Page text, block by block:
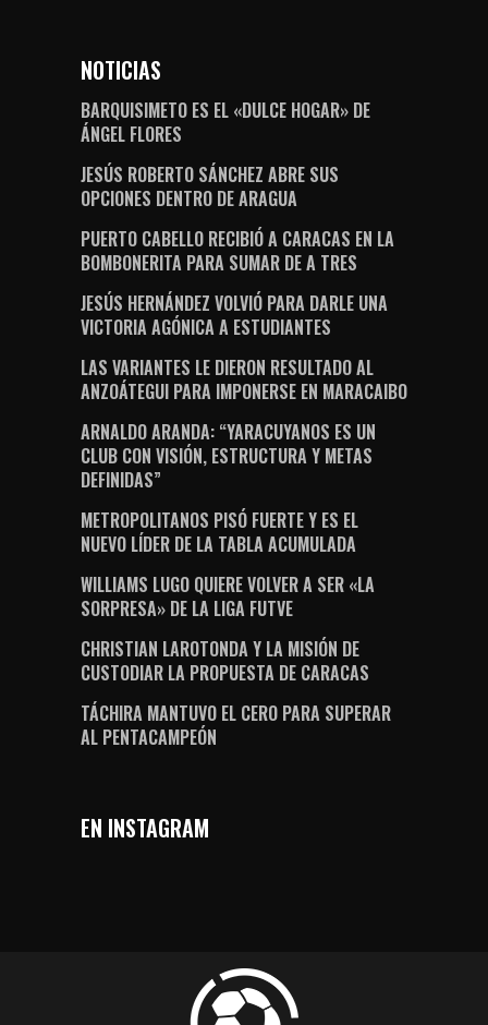
NOTICIAS
BARQUISIMETO ES EL «DULCE HOGAR» DE
ÁNGEL FLORES
JESÚS ROBERTO SÁNCHEZ ABRE SUS
OPCIONES DENTRO DE ARAGUA
PUERTO CABELLO RECIBIÓ A CARACAS EN LA
BOMBONERITA PARA SUMAR DE A TRES
JESÚS HERNÁNDEZ VOLVIÓ PARA DARLE UNA
VICTORIA AGÓNICA A ESTUDIANTES
LAS VARIANTES LE DIERON RESULTADO AL
ANZOÁTEGUI PARA IMPONERSE EN MARACAIBO
ARNALDO ARANDA: “YARACUYANOS ES UN
CLUB CON VISIÓN, ESTRUCTURA Y METAS
DEFINIDAS”
METROPOLITANOS PISÓ FUERTE Y ES EL
NUEVO LÍDER DE LA TABLA ACUMULADA
WILLIAMS LUGO QUIERE VOLVER A SER «LA
SORPRESA» DE LA LIGA FUTVE
CHRISTIAN LAROTONDA Y LA MISIÓN DE
CUSTODIAR LA PROPUESTA DE CARACAS
TÁCHIRA MANTUVO EL CERO PARA SUPERAR
AL PENTACAMPEÓN
EN INSTAGRAM